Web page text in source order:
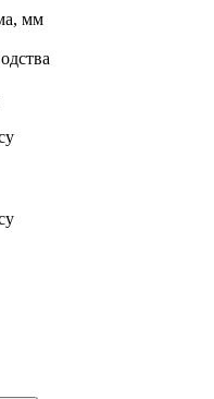
мм